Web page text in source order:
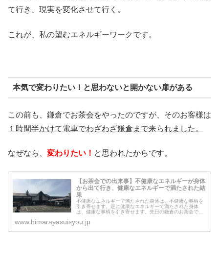
て行き、現実を変化させて行く。
これが、私の望むエネルギーワークです。
本気で変わりたい！と思わないと開かない扉がある
この前も、鎌倉でお茶会をやったのですが、そのお客様は
１時間半かけて電車でわざわざ鎌倉まで来られました。
なぜなら、 変わりたい！ と思われたからです。
【お茶会での出来事】不健康なエネルギーが身体
から出て行き、健康なエネルギーで満たされた結
果
不健康なエネルギーで満たされた身体は、不健康な事柄を
引き寄せます。逆に健康なエネルギーで満たされた身体
は、健康な事柄を引き寄せます。先日の鎌倉のお茶会で、
ったのでしょう？健康になりたい方は...
www.himarayasuisyou.jp